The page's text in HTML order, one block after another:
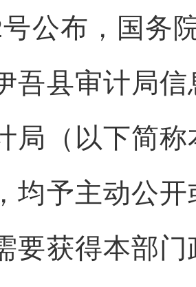
号公布，国务
吾县审计局
局（以下简
均予主动公
要获得本部门